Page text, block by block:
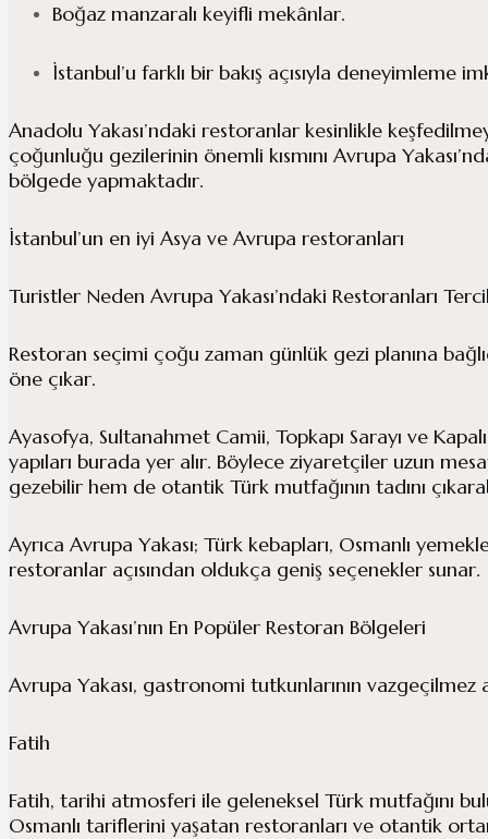
Boğaz manzaralı keyifli mekânlar.
İstanbul’u farklı bir bakış açısıyla deneyimleme
Anadolu Yakası’ndaki restoranlar kesinlikle
çoğunluğu gezilerinin önemli kısmını Avrupa
bölgede yapmaktadır.
İstanbul’un en iyi Asya ve Avrupa restoranları
Turistler Neden Avrupa Yakası’ndaki Restoranları
Restoran seçimi çoğu zaman günlük gezi planına
öne çıkar.
Ayasofya, Sultanahmet Camii, Topkapı Sarayı ve
yapıları burada yer alır. Böylece ziyaretçiler uzun
gezebilir hem de otantik Türk mutfağının tadını
Ayrıca Avrupa Yakası; Türk kebapları, Osmanlı
restoranlar açısından oldukça geniş seçenekler sunar.
Avrupa Yakası’nın En Popüler Restoran Bölgeleri
Avrupa Yakası, gastronomi tutkunlarının
Fatih
Fatih, tarihi atmosferi ile geleneksel Türk mutfağını
Osmanlı tariflerini yaşatan restoranları ve otantik